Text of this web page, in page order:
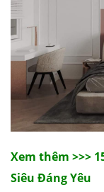
Xem thêm >>>
Siêu Đáng Yêu